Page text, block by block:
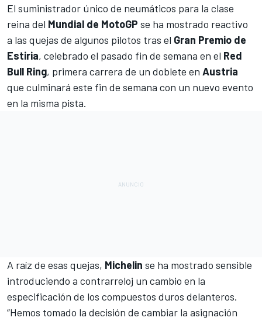
El suministrador único de neumáticos para la clase
reina del Mundial de MotoGP se ha mostrado reactivo
a las quejas de algunos pilotos tras el Gran Premio de
Estiria, celebrado el pasado fin de semana en el Red
Bull Ring, primera carrera de un doblete en Austria
que culminará este fin de semana con un nuevo evento
en la misma pista.
A raíz de esas quejas, Michelin se ha mostrado sensible
introduciendo a contrarreloj un cambio en la
especificación de los compuestos duros delanteros.
“Hemos tomado la decisión de cambiar la asignación